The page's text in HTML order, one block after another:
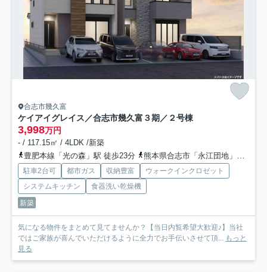
合志市幾久富
ケイアイグレイス／合志市幾久富３期／２号棟
3,998万円
- / 117.15㎡ / 4LDK /新築
豊肥本線「光の森」駅 徒歩23分
熊本県合志市「永江団地」バス停下車 徒歩3分
駐車2台可 都市ガス 収納豊富
ウォークインクロゼット
システムキッチン
食器洗い乾燥機
新築
気になる物件をまとめて見てませんか？【当日内覧希望大歓迎♪】当社
ではご家族が喜んでいただけるように全力でお手伝いさせて頂...
もっと
見る